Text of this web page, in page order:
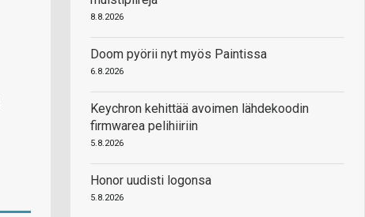
8.8.2026
Doom pyörii nyt myös Paintissa
6.8.2026
Keychron kehittää avoimen lähdekoodin
firmwarea pelihiiriin
5.8.2026
Honor uudisti logonsa
5.8.2026